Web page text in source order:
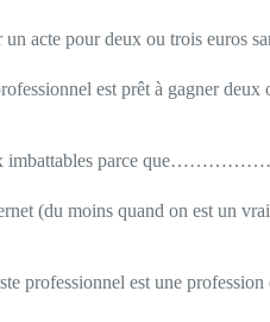
acte pour deux ou trois euros
est prêt à gagner
imbattables parce
(du moins quand on est un
professionnel est une